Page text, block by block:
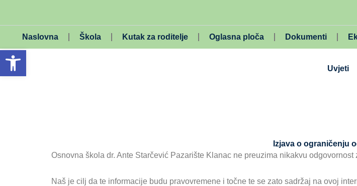
Open toolbar
contentNaslovna Škola Kutak za roditelje Oglasna ploča Dokumenti
Uvjeti
Izjava o ograničenju
Osnovna škola dr. Ante Starčević Pazarište Klanac ne preuzima nikakvu
Naš je cilj da te informacije budu pravovremene i točne te se zato sadržaj na ovoj